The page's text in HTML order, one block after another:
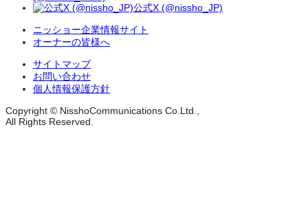
公式X (@nissho_JP)
ニッショー企業情報サイト
オーナーの皆様へ
サイトマップ
お問い合わせ
個人情報保護方針
Copyright © NisshoCommunications Co.Ltd.,
All Rights Reserved.